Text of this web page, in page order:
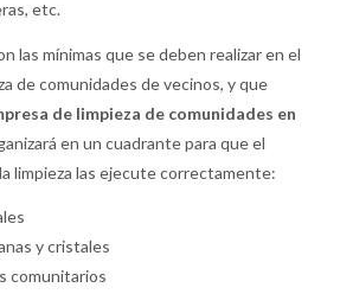
etc.
las mínimas que se deben realizar en el
de comunidades de vecinos, y que
de limpieza de comunidades en
en un cuadrante para que el
limpieza las ejecute correctamente:
y cristales
comunitarios